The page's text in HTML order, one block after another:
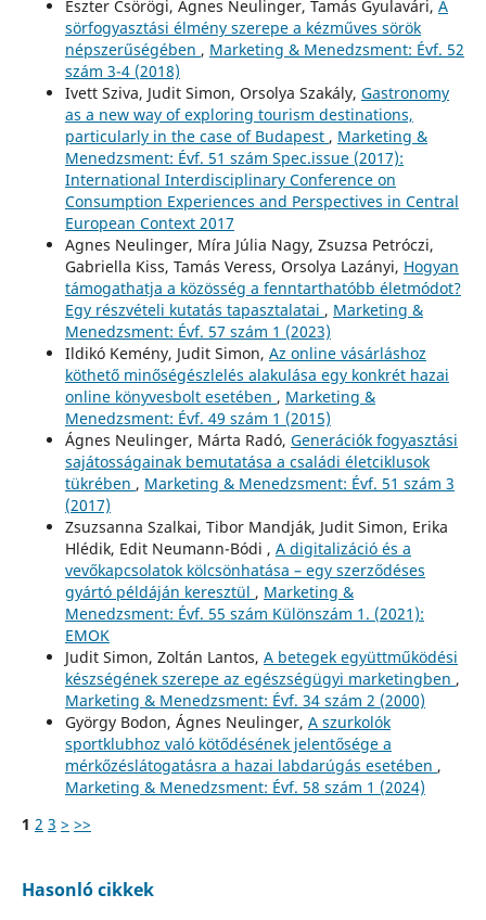
Eszter Csörögi, Ágnes Neulinger, Tamás Gyulavári, A
sörfogyasztási élmény szerepe a kézműves sörök
népszerűségében , Marketing & Menedzsment: Évf. 52
szám 3-4 (2018)
Ivett Sziva, Judit Simon, Orsolya Szakály, Gastronomy
as a new way of exploring tourism destinations,
particularly in the case of Budapest , Marketing &
Menedzsment: Évf. 51 szám Spec.issue (2017):
International Interdisciplinary Conference on
Consumption Experiences and Perspectives in Central
European Context 2017
Agnes Neulinger, Míra Júlia Nagy, Zsuzsa Petróczi,
Gabriella Kiss, Tamás Veress, Orsolya Lazányi, Hogyan
támogathatja a közösség a fenntarthatóbb életmódot?
Egy részvételi kutatás tapasztalatai , Marketing &
Menedzsment: Évf. 57 szám 1 (2023)
Ildikó Kemény, Judit Simon, Az online vásárláshoz
köthető minőségészlelés alakulása egy konkrét hazai
online könyvesbolt esetében , Marketing &
Menedzsment: Évf. 49 szám 1 (2015)
Ágnes Neulinger, Márta Radó, Generációk fogyasztási
sajátosságainak bemutatása a családi életciklusok
tükrében , Marketing & Menedzsment: Évf. 51 szám 3
(2017)
Zsuzsanna Szalkai, Tibor Mandják, Judit Simon, Erika
Hlédik, Edit Neumann-Bódi , A digitalizáció és a
vevőkapcsolatok kölcsönhatása – egy szerződéses
gyártó példáján keresztül , Marketing &
Menedzsment: Évf. 55 szám Különszám 1. (2021):
EMOK
Judit Simon, Zoltán Lantos, A betegek együttműködési
készségének szerepe az egészségügyi marketingben ,
Marketing & Menedzsment: Évf. 34 szám 2 (2000)
György Bodon, Ágnes Neulinger, A szurkolók
sportklubhoz való kötődésének jelentősége a
mérkőzéslátogatásra a hazai labdarúgás esetében ,
Marketing & Menedzsment: Évf. 58 szám 1 (2024)
1 2 3 > >>
Hasonló cikkek